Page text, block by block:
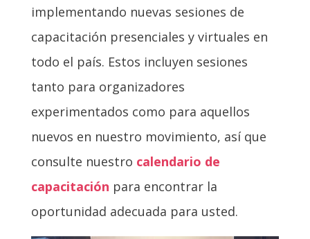
implementando nuevas sesiones de
capacitación presenciales y virtuales en
todo el país. Estos incluyen sesiones
tanto para organizadores
experimentados como para aquellos
nuevos en nuestro movimiento, así que
consulte nuestro calendario de
capacitación para encontrar la
oportunidad adecuada para usted.